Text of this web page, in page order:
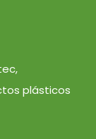
plásticos